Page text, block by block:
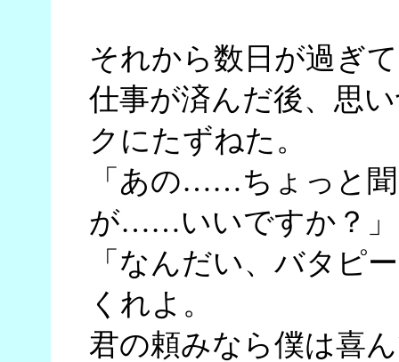
それから数日が過ぎ
仕事が済んだ後、思
クにたずねた。
「あの……ちょっと
が……いいですか？」
「なんだい、バタピ
くれよ。
君の頼みなら僕は喜